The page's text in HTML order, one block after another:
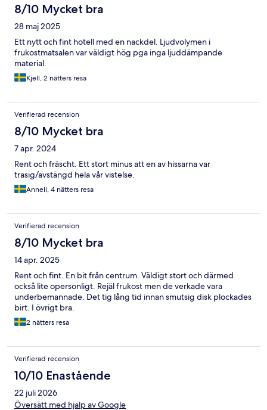
8/10 Mycket bra
28 maj 2025
Ett nytt och fint hotell med en nackdel. Ljudvolymen i
frukostmatsalen var väldigt hög pga inga ljuddämpande
material.
Kjell, 2 nätters resa
Verifierad recension
8/10 Mycket bra
7 apr. 2024
Rent och fräscht. Ett stort minus att en av hissarna var
trasig/avstängd hela vår vistelse.
Anneli, 4 nätters resa
Verifierad recension
8/10 Mycket bra
14 apr. 2025
Rent och fint. En bit från centrum. Väldigt stort och därmed
också lite opersonligt. Rejäl frukost men de verkade vara
underbemannade. Det tig lång tid innan smutsig disk plockades
birt. I övrigt bra.
2 nätters resa
Verifierad recension
10/10 Enastående
22 juli 2026
Översätt med hjälp av Google